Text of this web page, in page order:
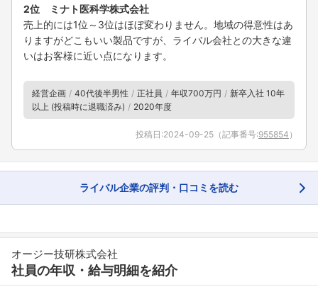
2位 ミナト医科学株式会社
売上的には1位～3位はほぼ変わりません。地域の得意性はあ
りますがどこもいい製品ですが、ライバル会社との大きな違
いはお客様に近い点になります。
経営企画 40代後半男性 正社員 年収700万円
新卒入社 10年
以上 (投稿時に退職済み)
2020年度
投稿日:2024-09-25 （記事番号:955854 ）
ライバル企業の評判・口コミを読む
オージー技研株式会社
社員の年収・給与明細を紹介